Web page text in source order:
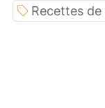
Recettes